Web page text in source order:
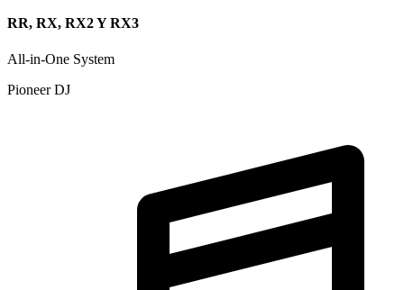
RR, RX, RX2 Y RX3
All-in-One System
Pioneer DJ